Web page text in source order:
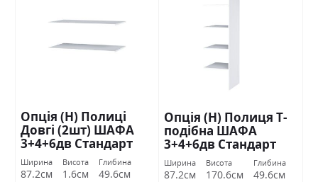
Опція (Н) Полиці
Довгі (2шт) ШАФА
3+4+6дв Стандарт
Ширина
87.2см
Висота
1.6см
Глибина
49.6см
Опція (Н) Полиця Т-
подібна ШАФА
3+4+6дв Стандарт
Ширина
87.2см
Висота
170.6см
Глибина
49.6см